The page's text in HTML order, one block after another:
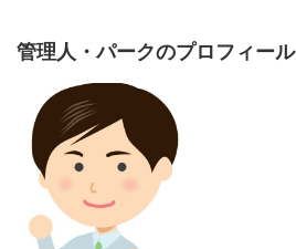
管理人・パークのプロフィール